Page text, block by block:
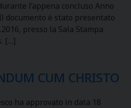
l’appena concluso Anno
documento è stato presentato
presso la Sala Stampa
[…]
CUM CHRISTO
ha approvato in data 18